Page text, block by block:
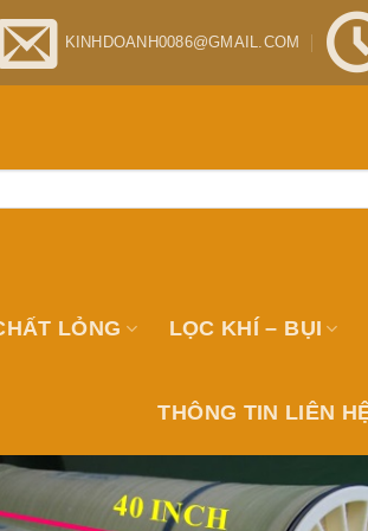
KINHDOANH0086@GMAIL.COM
LỎNG LỌC KHÍ – BỤI
THÔNG TIN LIÊN